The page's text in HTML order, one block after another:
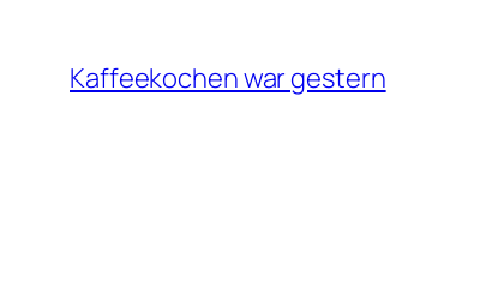
Inhalt
springen
Kaffeekochen war gestern